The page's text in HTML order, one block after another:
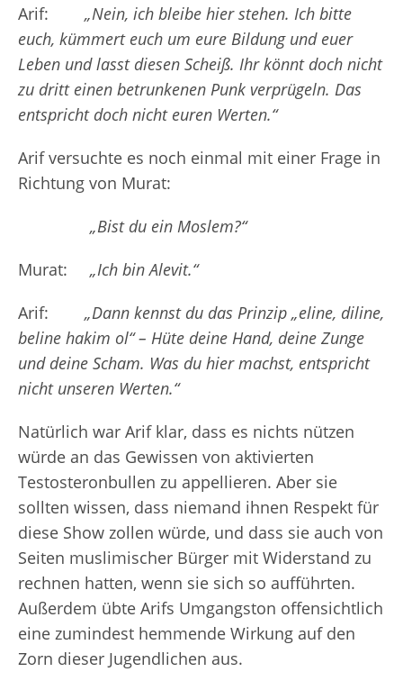
Arif: „Nein, ich bleibe hier stehen. Ich bitte
euch, kümmert euch um eure Bildung und euer
Leben und lasst diesen Scheiß. Ihr könnt doch nicht
zu dritt einen betrunkenen Punk verprügeln. Das
entspricht doch nicht euren Werten.“
Arif versuchte es noch einmal mit einer Frage in
Richtung von Murat:
„Bist du ein Moslem?“
Murat: „Ich bin Alevit.“
Arif: „Dann kennst du das Prinzip „eline, diline,
beline hakim ol“ – Hüte deine Hand, deine Zunge
und deine Scham. Was du hier machst, entspricht
nicht unseren Werten.“
Natürlich war Arif klar, dass es nichts nützen
würde an das Gewissen von aktivierten
Testosteronbullen zu appellieren. Aber sie
sollten wissen, dass niemand ihnen Respekt für
diese Show zollen würde, und dass sie auch von
Seiten muslimischer Bürger mit Widerstand zu
rechnen hatten, wenn sie sich so aufführten.
Außerdem übte Arifs Umgangston offensichtlich
eine zumindest hemmende Wirkung auf den
Zorn dieser Jugendlichen aus.